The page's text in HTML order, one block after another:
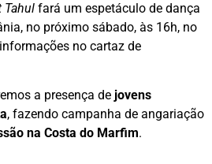
Tahul fará um espetáculo de dança
no próximo sábado, às 16h, no
no cartaz de
a presença de jovens
, fazendo campanha de angariação
na Costa do Marfim.